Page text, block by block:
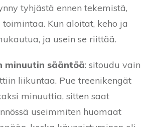
tyhjästä ennen tekemistä,
Kun aloitat, keho ja
ja usein se riittää.
minuutin sääntöä: sitoudu vain
liikuntaa. Pue treenikengät
minuuttia, sitten saat
useimmiten huomaat